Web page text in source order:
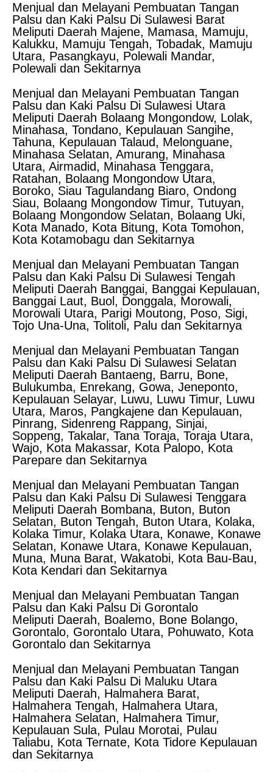
Menjual dan Melayani Pembuatan Tangan
Palsu dan Kaki Palsu Di Sulawesi Barat
Meliputi Daerah Majene, Mamasa, Mamuju,
Kalukku, Mamuju Tengah, Tobadak, Mamuju
Utara, Pasangkayu, Polewali Mandar,
Polewali dan Sekitarnya
Menjual dan Melayani Pembuatan Tangan
Palsu dan Kaki Palsu Di Sulawesi Utara
Meliputi Daerah Bolaang Mongondow, Lolak,
Minahasa, Tondano, Kepulauan Sangihe,
Tahuna, Kepulauan Talaud, Melonguane,
Minahasa Selatan, Amurang, Minahasa
Utara, Airmadid, Minahasa Tenggara,
Ratahan, Bolaang Mongondow Utara,
Boroko, Siau Tagulandang Biaro, Ondong
Siau, Bolaang Mongondow Timur, Tutuyan,
Bolaang Mongondow Selatan, Bolaang Uki,
Kota Manado, Kota Bitung, Kota Tomohon,
Kota Kotamobagu dan Sekitarnya
Menjual dan Melayani Pembuatan Tangan
Palsu dan Kaki Palsu Di Sulawesi Tengah
Meliputi Daerah Banggai, Banggai Kepulauan,
Banggai Laut, Buol, Donggala, Morowali,
Morowali Utara, Parigi Moutong, Poso, Sigi,
Tojo Una-Una, Tolitoli, Palu dan Sekitarnya
Menjual dan Melayani Pembuatan Tangan
Palsu dan Kaki Palsu Di Sulawesi Selatan
Meliputi Daerah Bantaeng, Barru, Bone,
Bulukumba, Enrekang, Gowa, Jeneponto,
Kepulauan Selayar, Luwu, Luwu Timur, Luwu
Utara, Maros, Pangkajene dan Kepulauan,
Pinrang, Sidenreng Rappang, Sinjai,
Soppeng, Takalar, Tana Toraja, Toraja Utara,
Wajo, Kota Makassar, Kota Palopo, Kota
Parepare dan Sekitarnya
Menjual dan Melayani Pembuatan Tangan
Palsu dan Kaki Palsu Di Sulawesi Tenggara
Meliputi Daerah Bombana, Buton, Buton
Selatan, Buton Tengah, Buton Utara, Kolaka,
Kolaka Timur, Kolaka Utara, Konawe, Konawe
Selatan, Konawe Utara, Konawe Kepulauan,
Muna, Muna Barat, Wakatobi, Kota Bau-Bau,
Kota Kendari dan Sekitarnya
Menjual dan Melayani Pembuatan Tangan
Palsu dan Kaki Palsu Di Gorontalo
Meliputi Daerah, Boalemo, Bone Bolango,
Gorontalo, Gorontalo Utara, Pohuwato, Kota
Gorontalo dan Sekitarnya
Menjual dan Melayani Pembuatan Tangan
Palsu dan Kaki Palsu Di Maluku Utara
Meliputi Daerah, Halmahera Barat,
Halmahera Tengah, Halmahera Utara,
Halmahera Selatan, Halmahera Timur,
Kepulauan Sula, Pulau Morotai, Pulau
Taliabu, Kota Ternate, Kota Tidore Kepulauan
dan Sekitarnya